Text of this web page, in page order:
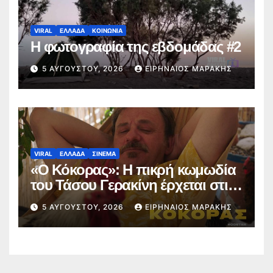
VIRAL ΕΛΛΑΔΑ ΚΟΙΝΩΝΙΑ
Η φωτογραφία της εβδομάδας #2
5 ΑΥΓΟΎΣΤΟΥ, 2026 ΕΙΡΗΝΑΊΟΣ ΜΑΡΆΚΗΣ
VIRAL ΕΛΛΑΔΑ ΣΙΝΕΜΑ
«Ο Κόκορας»: Η πικρή κωμωδία
του Τάσου Γερακίνη έρχεται στις
αίθουσες στις 10 Σεπτεμβρίου
(trailer)
5 ΑΥΓΟΎΣΤΟΥ, 2026 ΕΙΡΗΝΑΊΟΣ ΜΑΡΆΚΗΣ